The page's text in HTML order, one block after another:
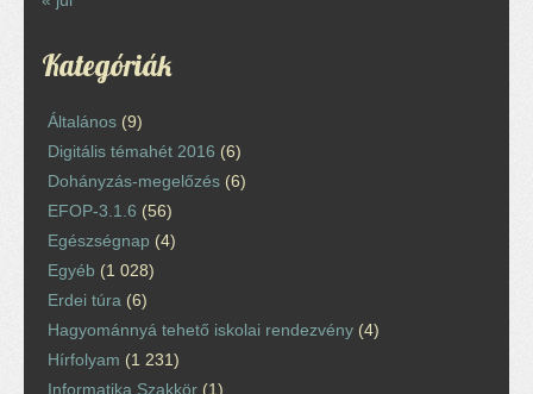
Kategóriák
Általános (9)
Digitális témahét 2016 (6)
Dohányzás-megelőzés (6)
EFOP-3.1.6 (56)
Egészségnap (4)
Egyéb (1 028)
Erdei túra (6)
Hagyománnyá tehető iskolai rendezvény (4)
Hírfolyam (1 231)
Informatika Szakkör (1)